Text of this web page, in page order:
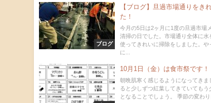
ブログ
【ブログ】旦過市場通りをき
た！
今月の5日は2ヶ月に1度の旦過市場
清掃の日でした。市場通り全体に水
使ってきれいに掃除をしました。や
に...
10月1日（金）は食市祭です！
朝晩肌寒く感じるようになってきま
ると少しずつ紅葉してきていてもう
となることでしょう。 季節の変わり